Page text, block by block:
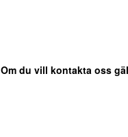
Om du vill kontakta oss